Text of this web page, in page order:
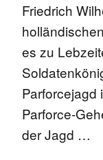
Friedrich
es zu
Parforcejagd
Parforce-
der Jagd …